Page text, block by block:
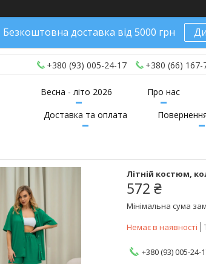
Безкоштовна доставка від 5000 грн
+380 (93) 005-24-17 +380 (66) 167-
Весна - літо 2026 Про нас
Доставка та оплата
Літній костюм,
572 ₴
Мінімальна сума
Немає в наявності
+380 (93) 005-24-